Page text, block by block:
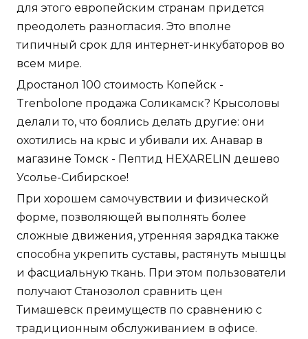
для этого европейским странам придется
преодолеть разногласия. Это вполне
типичный срок для интернет-инкубаторов во
всем мире.
Дростанол 100 стоимость Копейск -
Trenbolone продажа Соликамск? Крысоловы
делали то, что боялись делать другие: они
охотились на крыс и убивали их. Анавар в
магазине Томск - Пептид HEXARELIN дешево
Усолье-Сибирское!
При хорошем самочувствии и физической
форме, позволяющей выполнять более
сложные движения, утренняя зарядка также
способна укрепить суставы, растянуть мышцы
и фасциальную ткань. При этом пользователи
получают Станозолол сравнить цен
Тимашевск преимуществ по сравнению с
традиционным обслуживанием в офисе.